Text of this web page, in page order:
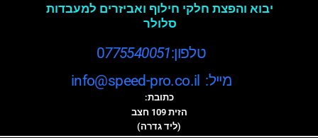
יבוא והפצת חלקי חילוף ואביזרים למעבדות
סלולר
טלפון:0775540051
מייל: info@speed-pro.co.il
כתובת:
הזית 109 חצב
(ליד גדרה)